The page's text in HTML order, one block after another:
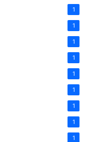
1
1
1
1
1
1
1
1
1